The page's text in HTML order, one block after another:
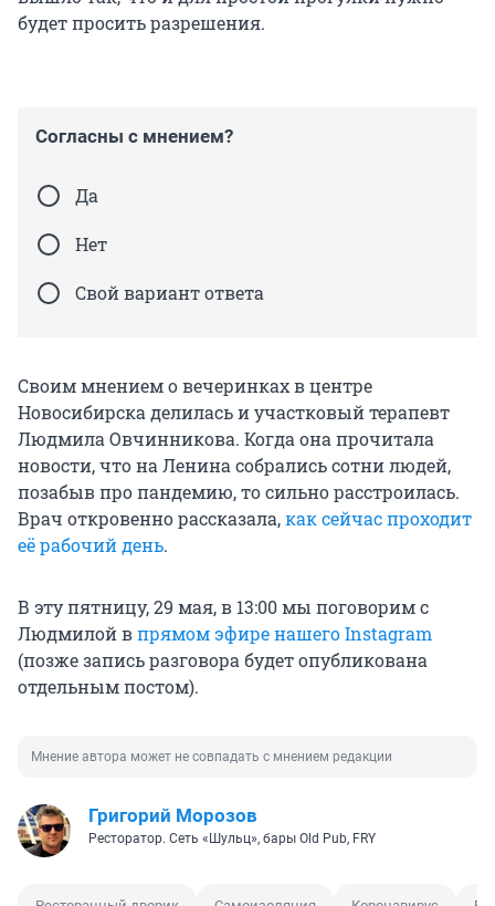
будет просить разрешения.
Согласны с мнением?
Да
Нет
Свой вариант ответа
Своим мнением о вечеринках в центре
Новосибирска делилась и участковый терапевт
Людмила Овчинникова. Когда она прочитала
новости, что на Ленина собрались сотни людей,
позабыв про пандемию, то сильно расстроилась.
Врач откровенно рассказала,как сейчас проходит
её рабочий день.
В эту пятницу, 29 мая, в 13:00 мы поговорим с
Людмилой впрямом эфире нашего Instagram
(позже запись разговора будет опубликована
отдельным постом).
Мнение автора может не совпадать с мнением редакции
Григорий Морозов
Ресторатор. Сеть «Шульц», бары Old Pub, FRY